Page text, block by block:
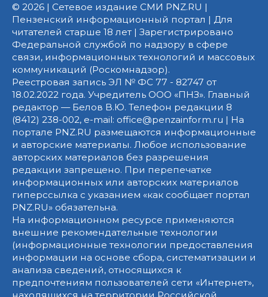
© 2026 | Сетевое издание СМИ PNZ.RU |
Пензенский информационный портал | Для
читателей старше 18 лет | Зарегистрировано
Федеральной службой по надзору в сфере
связи, информационных технологий и массовых
коммуникаций (Роскомнадзор).
Реестровая запись ЭЛ № ФС 77 - 82747 от
18.02.2022 года. Учредитель ООО «ПНЗ». Главный
редактор — Белов В.Ю. Телефон редакции 8
(8412) 238-002, e-mail: office@penzainform.ru | На
портале PNZ.RU размещаются информационные
и авторские материалы. Любое использование
авторских материалов без разрешения
редакции запрещено. При перепечатке
информационных или авторских материалов
гиперссылка с указанием «как сообщает портал
PNZ.RU» обязательна.
На информационном ресурсе применяются
внешние рекомендательные технологии
(информационные технологии предоставления
информации на основе сбора, систематизации и
анализа сведений, относящихся к
предпочтениям пользователей сети «Интернет»,